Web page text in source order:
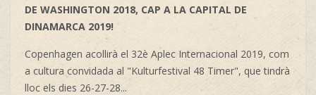
DE WASHINGTON 2018, CAP A LA CAPITAL DE
DINAMARCA 2019!
Copenhagen acollirà el 32è Aplec Internacional 2019, com
a cultura convidada al "Kulturfestival 48 Timer", que tindrà
lloc els dies 26-27-28...